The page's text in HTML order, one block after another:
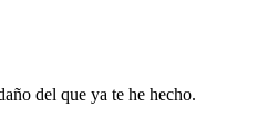
del que ya te he hecho.